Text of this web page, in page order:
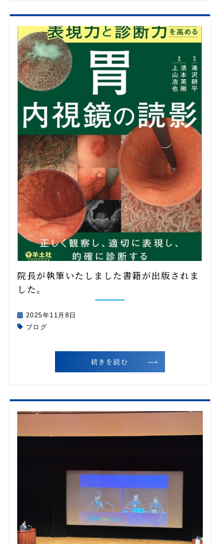
院長が執筆いたしました書籍が出版されま
した。
2025年11月8日
ブログ
続きを読む